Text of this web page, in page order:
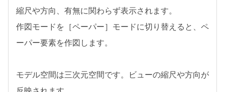
縮尺や方向、有無に関わらず表示されます。
作図モードを［ペーパー］モードに切り替えると、ペ
ーパー要素を作図します。
モデル空間は三次元空間です。ビューの縮尺や方向が